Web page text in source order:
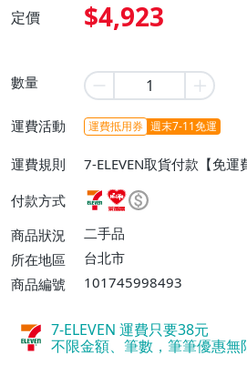
定價 $4,923
數量
運費活動 運費抵用券 週末7-11免運
運費規則
7-ELEVEN取貨付款【免運
貨付款【免運費】、宅配/
付款方式
商品狀況
二手品
所在地區
台北市
商品編號
101745998493
7-ELEVEN 運費只要38元
不限金額、筆數，筆筆優惠無